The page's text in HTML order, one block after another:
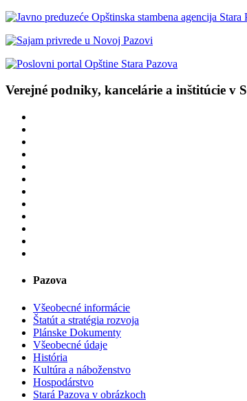
Verejné podniky, kancelárie a inštitúcie v
Pazova
Všeobecné informácie
Štatút a stratégia rozvoja
Plánske Dokumenty
Všeobecné údaje
História
Kultúra a náboženstvo
Hospodárstvo
Stará Pazova v obrázkoch